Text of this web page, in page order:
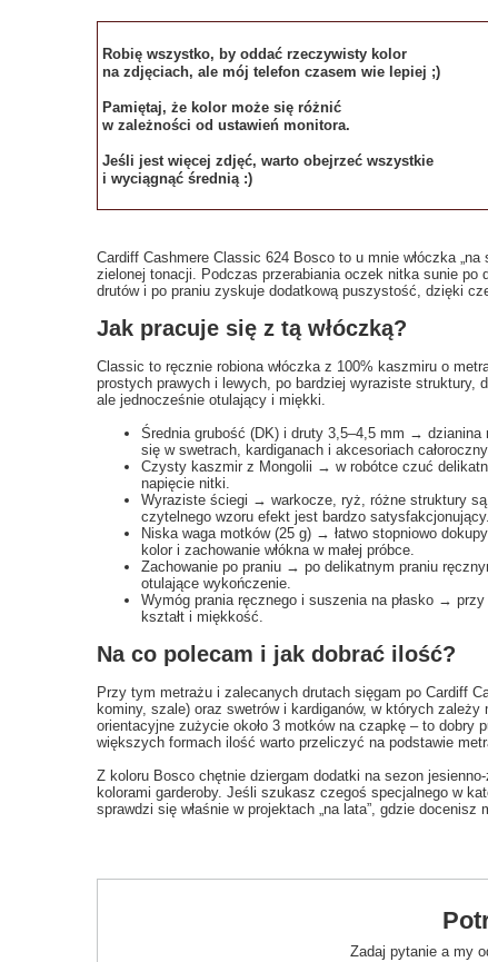
Robię wszystko, by oddać rzeczywisty kolor
na zdjęciach, ale mój telefon czasem wie lepiej ;)
Pamiętaj, że kolor może się różnić
w zależności od ustawień monitora.
Jeśli jest więcej zdjęć, warto obejrzeć wszystkie
i wyciągnąć średnią :)
Cardiff Cashmere Classic 624 Bosco to u mnie włóczka
zielonej tonacji. Podczas przerabiania oczek nitka sunie po
drutów i po praniu zyskuje dodatkową puszystość, dzięki
Jak pracuje się z tą włóczką?
Classic to ręcznie robiona włóczka z 100% kaszmiru o
prostych prawych i lewych, po bardziej wyraziste struktury,
ale jednocześnie otulający i miękki.
Średnia grubość (DK) i druty 3,5–4,5 mm →
się w swetrach, kardiganach i akcesoriach
Czysty kaszmir z Mongolii → w robótce czuć
napięcie nitki.
Wyraziste ściegi → warkocze, ryż, różne struktury
czytelnego wzoru efekt jest bardzo satysfakcjonujący.
Niska waga motków (25 g) → łatwo stopniowo
kolor i zachowanie włókna w małej próbce.
Zachowanie po praniu → po delikatnym praniu
otulające wykończenie.
Wymóg prania ręcznego i suszenia na płasko →
kształt i miękkość.
Na co polecam i jak dobrać ilość?
Przy tym metrażu i zalecanych drutach sięgam po Cardiff
kominy, szale) oraz swetrów i kardiganów, w których
orientacyjne zużycie około 3 motków na czapkę – to dobry
większych formach ilość warto przeliczyć na podstawie
Z koloru Bosco chętnie dziergam dodatki na sezon
kolorami garderoby. Jeśli szukasz czegoś specjalnego w
sprawdzi się właśnie w projektach „na lata”, gdzie
Zadaj pytanie a my